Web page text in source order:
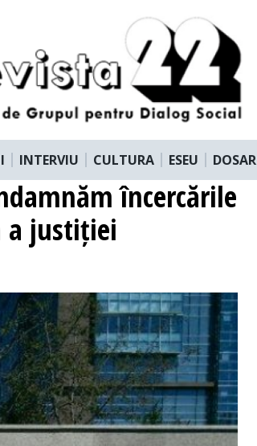
INTERVIU CULTURA ESEU DOSAR
încercările
a justiției